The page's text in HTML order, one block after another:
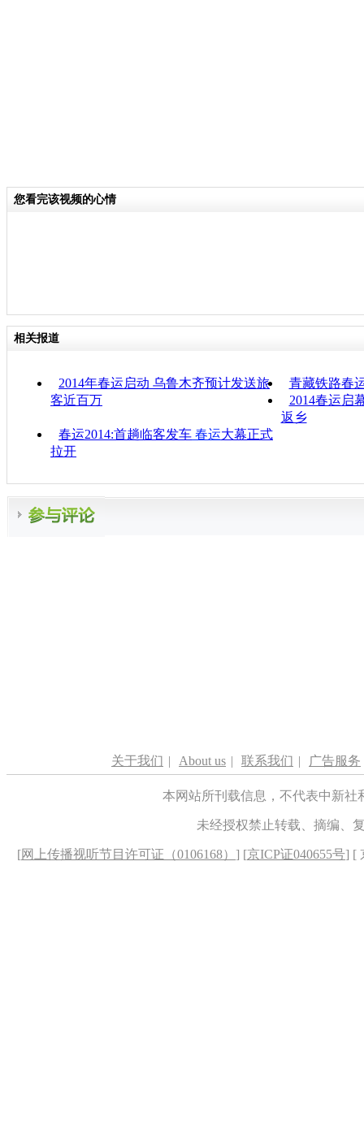
责任
您看完该视频的心情
相关报道
2014年春运启动 乌鲁木齐预计发送旅
客近百万
青藏铁路春
2014春运启
返乡
春运2014:首趟临客发车 春运大幕正式
拉开
关于我们 | About us | 联系我们 | 广告服务
本网站所刊载信息，不代表中新
未经授权禁止转载、摘编、
[网上传播视听节目许可证（0106168） ] [京ICP证040655号] [